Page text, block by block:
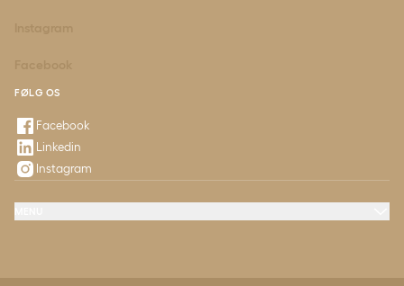
FØLG OS
Facebook
Linkedin
Instagram